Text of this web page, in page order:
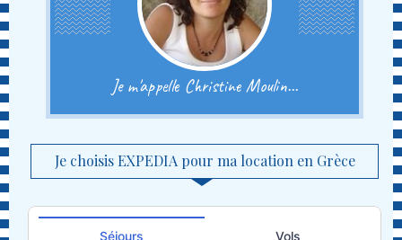
Je m'appelle Christine Moulin...
Je choisis EXPEDIA pour ma location en Grèce